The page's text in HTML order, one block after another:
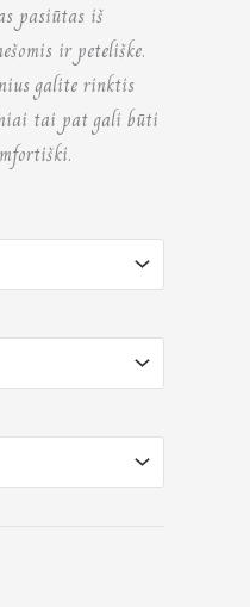
pasiūtas iš
ir peteliške.
galite rinktis
tai pat gali būti